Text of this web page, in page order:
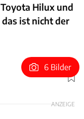
Hilux und
das ist nicht der
Foto: Chery
6 Bilder
ANZEIGE